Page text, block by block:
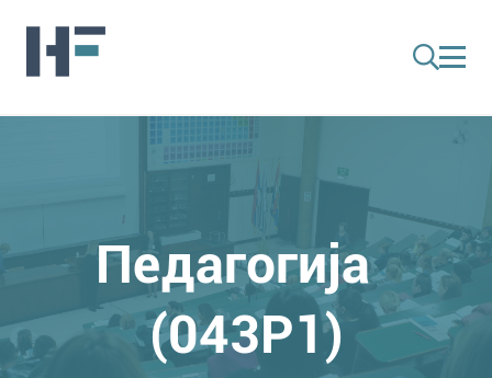
Педагогија
(043P1)